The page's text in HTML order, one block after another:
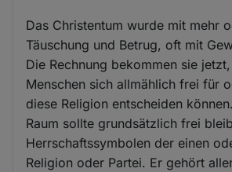
Das Christentum wurde mit mehr
Täuschung und Betrug, oft mit
Die Rechnung bekommen sie
Menschen sich allmählich frei für
diese Religion entscheiden
Raum sollte grundsätzlich frei
Herrschaftssymbolen der einen
Religion oder Partei. Er gehört